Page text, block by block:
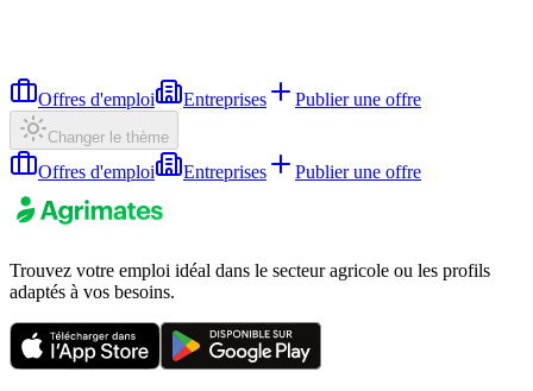
Offres d'emploi Entreprises Publier une offre
Changer le thème
Offres d'emploi Entreprises Publier une offre
Trouvez votre emploi idéal dans le secteur agricole ou les profils
adaptés à vos besoins.